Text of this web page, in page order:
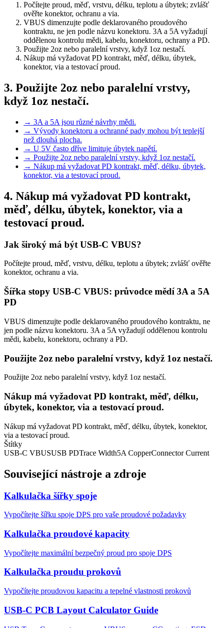
Počítejte proud, měď, vrstvu, délku, teplotu a úbytek; zvlášť
ověřte konektor, ochranu a via.
VBUS dimenzujte podle deklarovaného proudového
kontraktu, ne jen podle názvu konektoru. 3A a 5A vyžadují
oddělenou kontrolu mědi, kabelu, konektoru, ochrany a PD.
Použijte 2oz nebo paralelní vrstvy, když 1oz nestačí.
Nákup má vyžadovat PD kontrakt, měď, délku, úbytek,
konektor, via a testovací proud.
3. Použijte 2oz nebo paralelní vrstvy,
když 1oz nestačí.
→ 3A a 5A jsou různé návrhy mědi.
→ Vývody konektoru a ochranné pady mohou být teplejší
než dlouhá plocha.
→ U 5V často dříve limituje úbytek napětí.
→ Použijte 2oz nebo paralelní vrstvy, když 1oz nestačí.
→ Nákup má vyžadovat PD kontrakt, měď, délku, úbytek,
konektor, via a testovací proud.
4. Nákup má vyžadovat PD kontrakt,
měď, délku, úbytek, konektor, via a
testovací proud.
Jak široký má být USB-C VBUS?
Počítejte proud, měď, vrstvu, délku, teplotu a úbytek; zvlášť ověřte
konektor, ochranu a via.
Šířka stopy USB-C VBUS: průvodce mědí 3A a 5A
PD
VBUS dimenzujte podle deklarovaného proudového kontraktu, ne
jen podle názvu konektoru. 3A a 5A vyžadují oddělenou kontrolu
mědi, kabelu, konektoru, ochrany a PD.
Použijte 2oz nebo paralelní vrstvy, když 1oz nestačí.
Použijte 2oz nebo paralelní vrstvy, když 1oz nestačí.
Nákup má vyžadovat PD kontrakt, měď, délku,
úbytek, konektor, via a testovací proud.
Nákup má vyžadovat PD kontrakt, měď, délku, úbytek, konektor,
via a testovací proud.
Štítky
USB-C VBUSUSB PDTrace Width5A CopperConnector Current
Související nástroje a zdroje
Kalkulačka šířky spoje
Vypočítejte šířku spoje DPS pro vaše proudové požadavky
Kalkulačka proudové kapacity
Vypočítejte maximální bezpečný proud pro spoje DPS
Kalkulačka proudu prokovů
Vypočítejte proudovou kapacitu a tepelné vlastnosti prokovů
USB-C PCB Layout Calculator Guide